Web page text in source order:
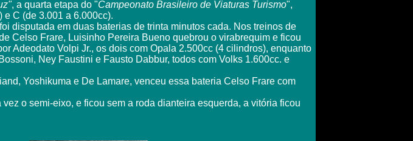
, a quarta etapa do "Campeonato Brasileiro de Viaturas Turismo",
e C (de 3.001 a 6.000cc).
disputada em duas baterias de trinta minutos cada. Nos treinos de
Celso Frare, Luisinho Pereira Bueno quebrou o virabrequim e ficou
Adeodato Volpi Jr., os dois com Opala 2.500cc (4 cilindros), enquanto
Ney Faustini e Fausto Dabbur, todos com Volks 1.600cc. e
Yoshikuma e De Lamare, venceu essa bateria Celso Frare com
o semi-eixo, e ficou sem a roda dianteira esquerda, a vitória ficou